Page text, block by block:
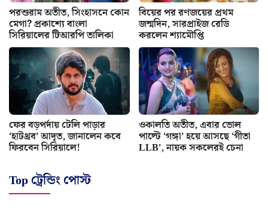
পরশুরাম অতীত, সিংহাসনে কোন
মেগা? প্রকাশ্যে বাংলা
সিরিয়ালের টিআরপি তালিকা
বিয়ের পর রণজয়ের প্রথম
জন্মদিন, সারপ্রাইজ রেডি
করলেন শ্যামৌপ্তি
ফের বড়পর্দায় টেলি পাড়ার
‘হাটথ্রব’ আদৃত, জানালেন কবে
ফিরবেন সিরিয়ালে!
ওকালতি অতীত, এবার ভোল
পাল্টে ‘গঙ্গা’ হয়ে আসছে ‘গীতা
LLB’, নায়ক সকলেরই চেনা
Top ট্রেন্ডিং পোস্ট